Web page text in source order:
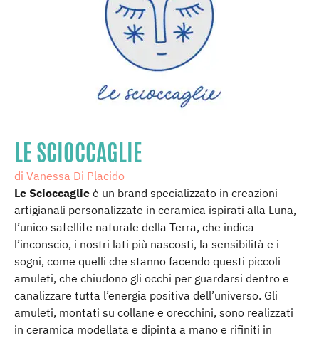
LE SCIOCCAGLIE
di Vanessa Di Placido
Le Scioccaglie è un brand specializzato in creazioni
artigianali personalizzate in ceramica ispirati alla Luna,
l’unico satellite naturale della Terra, che indica
l’inconscio, i nostri lati più nascosti, la sensibilità e i
sogni, come quelli che stanno facendo questi piccoli
amuleti, che chiudono gli occhi per guardarsi dentro e
canalizzare tutta l’energia positiva dell’universo. Gli
amuleti, montati su collane e orecchini, sono realizzati
in ceramica modellata e dipinta a mano e rifiniti in